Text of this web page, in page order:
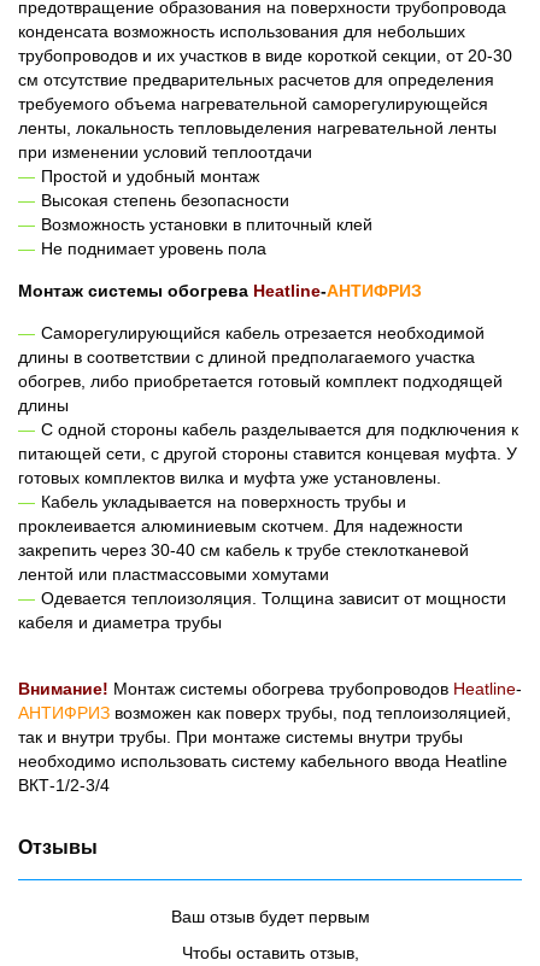
предотвращение образования на поверхности трубопровода
конденсата возможность использования для небольших
трубопроводов и их участков в виде короткой секции, от 20-30
см отсутствие предварительных расчетов для определения
требуемого объема нагревательной саморегулирующейся
ленты, локальность тепловыделения нагревательной ленты
при изменении условий теплоотдачи
Простой и удобный монтаж
Высокая степень безопасности
Возможность установки в плиточный клей
Не поднимает уровень пола
Монтаж системы обогрева Heatline-АНТИФРИЗ
Саморегулирующийся кабель отрезается необходимой
длины в соответствии с длиной предполагаемого участка
обогрев, либо приобретается готовый комплект подходящей
длины
С одной стороны кабель разделывается для подключения к
питающей сети, с другой стороны ставится концевая муфта. У
готовых комплектов вилка и муфта уже установлены.
Кабель укладывается на поверхность трубы и
проклеивается алюминиевым скотчем. Для надежности
закрепить через 30-40 см кабель к трубе стеклотканевой
лентой или пластмассовыми хомутами
Одевается теплоизоляция. Толщина зависит от мощности
кабеля и диаметра трубы
Внимание! Монтаж системы обогрева трубопроводов Heatline-
АНТИФРИЗ возможен как поверх трубы, под теплоизоляцией,
так и внутри трубы. При монтаже системы внутри трубы
необходимо использовать систему кабельного ввода Heatline
ВКТ-1/2-3/4
Отзывы
Ваш отзыв будет первым
Чтобы оставить отзыв,